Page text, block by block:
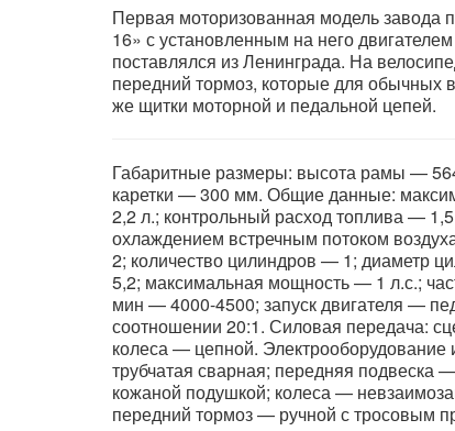
Первая моторизованная модель завода
16» с установленным на него двигателем
поставлялся из Ленинграда. На
передний тормоз, которые для обычных
же щитки моторной и педальной цепей.
Габаритные размеры: высота рамы —
каретки — 300 мм. Общие данные:
2,2 л.; контрольный расход топлива —
охлаждением встречным потоком
2; количество цилиндров — 1; диаметр
5,2; максимальная мощность — 1 л.с.;
мин — 4000-4500; запуск двигателя —
соотношении 20:1. Силовая передача:
колеса — цепной.
трубчатая сварная; передняя подвеска
кожаной подушкой; колеса —
передний тормоз — ручной с тросовым